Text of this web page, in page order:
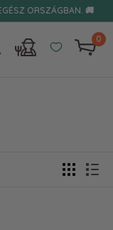
ORSZÁGBAN. 🚚
0